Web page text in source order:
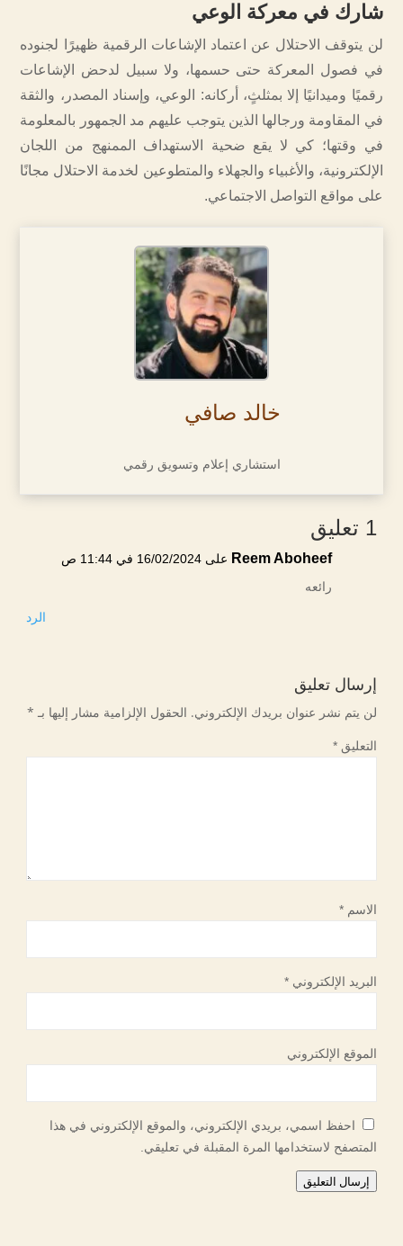
شارك في معركة الوعي
لن يتوقف الاحتلال عن اعتماد الإشاعات الرقمية ظهيرًا لجنوده
في فصول المعركة حتى حسمها، ولا سبيل لدحض الإشاعات
رقميًا وميدانيًا إلا بمثلثٍ، أركانه: الوعي، وإسناد المصدر، والثقة
في المقاومة ورجالها الذين يتوجب عليهم مد الجمهور بالمعلومة
في وقتها؛ كي لا يقع ضحية الاستهداف الممنهج من اللجان
الإلكترونية، والأغبياء والجهلاء والمتطوعين لخدمة الاحتلال مجانًا
على مواقع التواصل الاجتماعي.
خالد صافي
استشاري إعلام وتسويق رقمي
1 تعليق
Reem Aboheef على 16/02/2024 في 11:44 ص
رائعه
الرد
إرسال تعليق
لن يتم نشر عنوان بريدك الإلكتروني. الحقول الإلزامية مشار إليها بـ *
التعليق*
الاسم*
البريد الإلكتروني*
الموقع الإلكتروني
احفظ اسمي، بريدي الإلكتروني، والموقع الإلكتروني في هذا
المتصفح لاستخدامها المرة المقبلة في تعليقي.
إرسال التعليق